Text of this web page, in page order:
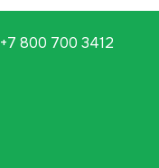
+7 800 700 3412